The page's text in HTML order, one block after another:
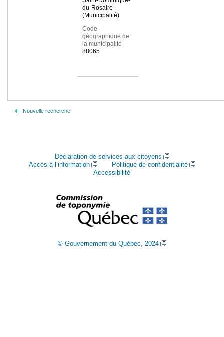
du-Rosaire
(Municipalité)
Code
géographique de
la municipalité
88065
Nouvelle recherche
Déclaration de services aux citoyens
Accès à l’information
Politique de confidentialité
Accessibilité
© Gouvernement du Québec, 2024